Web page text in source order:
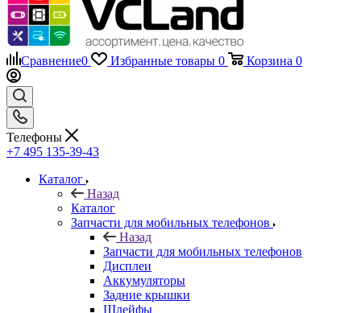
Сравнение0 Избранные товары 0 Корзина 0
Телефоны
+7 495 135-39-43
Каталог
Назад
Каталог
Запчасти для мобильных телефонов
Назад
Запчасти для мобильных телефонов
Дисплеи
Аккумуляторы
Задние крышки
Шлейфы